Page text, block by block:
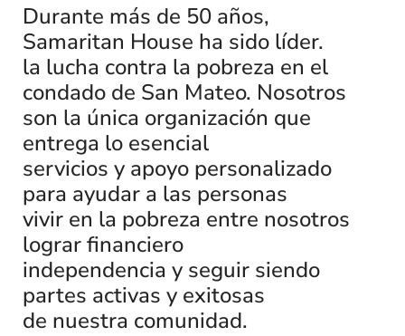
Durante más de 50 años,
Samaritan House ha sido líder.
la lucha contra la pobreza en el
condado de San Mateo. Nosotros
son la única organización que
entrega lo esencial
servicios y apoyo personalizado
para ayudar a las personas
vivir en la pobreza entre nosotros
lograr financiero
independencia y seguir siendo
partes activas y exitosas
de nuestra comunidad.